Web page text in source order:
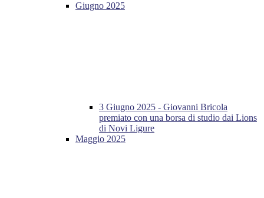
Giugno 2025
3 Giugno 2025 - Giovanni Bricola
premiato con una borsa di studio dai Lions
di Novi Ligure
Maggio 2025